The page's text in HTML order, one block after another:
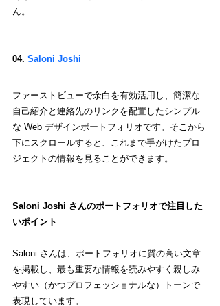
ん。
04. Saloni Joshi
ファーストビューで余白を有効活用し、簡潔な
自己紹介と連絡先のリンクを配置したシンプル
な Web デザインポートフォリオです。そこから
下にスクロールすると、これまで手がけたプロ
ジェクトの情報を見ることができます。
Saloni Joshi さんのポートフォリオで注目した
いポイント
Saloni さんは、ポートフォリオに質の高い文章
を掲載し、最も重要な情報を読みやすく親しみ
やすい（かつプロフェッショナルな）トーンで
表現しています。